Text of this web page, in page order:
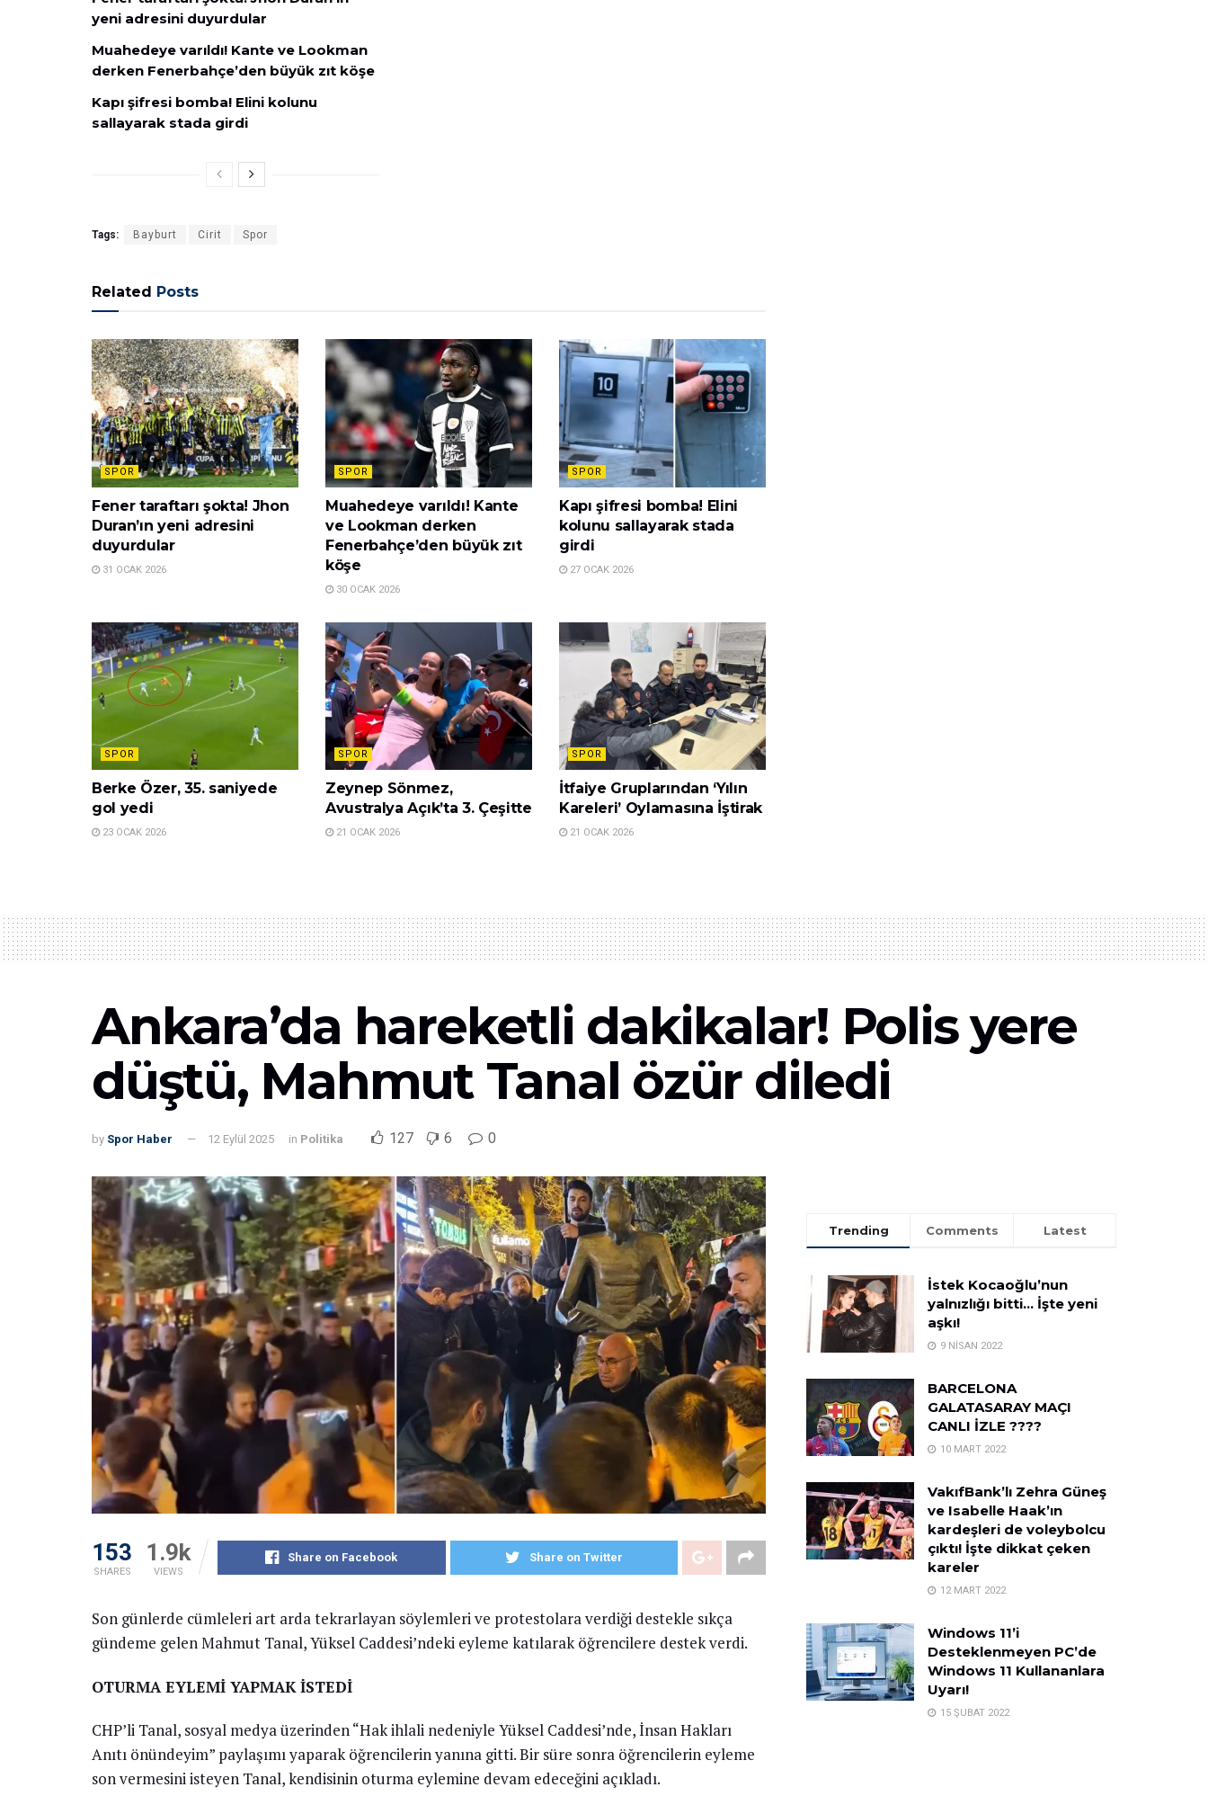
yeni adresini duyurdular
Muahedeye varıldı! Kante ve Lookman
derken Fenerbahçe’den büyük zıt köşe
Kapı şifresi bomba! Elini kolunu
sallayarak stada girdi
Tags: Bayburt Cirit Spor
Related Posts
SPOR
Fener taraftarı şokta! Jhon
Duran’ın yeni adresini
duyurdular
31 OCAK 2026
SPOR
Muahedeye varıldı! Kante
ve Lookman derken
Fenerbahçe’den büyük zıt
köşe
30 OCAK 2026
SPOR
Kapı şifresi bomba! Elini
kolunu sallayarak stada
girdi
27 OCAK 2026
SPOR
Berke Özer, 35. saniyede
gol yedi
23 OCAK 2026
SPOR
Zeynep Sönmez,
Avustralya Açık’ta 3. Çeşitte
21 OCAK 2026
SPOR
İtfaiye Gruplarından ‘Yılın
Kareleri’ Oylamasına İştirak
21 OCAK 2026
Ankara’da hareketli dakikalar! Polis yere
düştü, Mahmut Tanal özür diledi
by Spor Haber 12 Eylül 2025 in Politika 127 6 0
153
SHARES
1.9k
VIEWS
Share on Facebook Share on Twitter
Son günlerde cümleleri art arda tekrarlayan söylemleri ve protestolara verdiği destekle sıkça
gündeme gelen Mahmut Tanal, Yüksel Caddesi’ndeki eyleme katılarak öğrencilere destek verdi.
OTURMA EYLEMİ YAPMAK İSTEDİ
CHP’li Tanal, sosyal medya üzerinden “Hak ihlali nedeniyle Yüksel Caddesi’nde, İnsan Hakları
Anıtı önündeyim” paylaşımı yaparak öğrencilerin yanına gitti. Bir süre sonra öğrencilerin eyleme
son vermesini isteyen Tanal, kendisinin oturma eylemine devam edeceğini açıkladı.
Trending Comments Latest
İstek Kocaoğlu’nun
yalnızlığı bitti… İşte yeni
aşkı!
9 NISAN 2022
BARCELONA
GALATASARAY MAÇI
CANLI İZLE ????
10 MART 2022
VakıfBank’lı Zehra Güneş
ve Isabelle Haak’ın
kardeşleri de voleybolcu
çıktı! İşte dikkat çeken
kareler
12 MART 2022
Windows 11’i
Desteklenmeyen PC’de
Windows 11 Kullananlara
Uyarı!
15 ŞUBAT 2022